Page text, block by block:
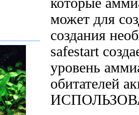
может для
создания
safestart
уровень
обитателей